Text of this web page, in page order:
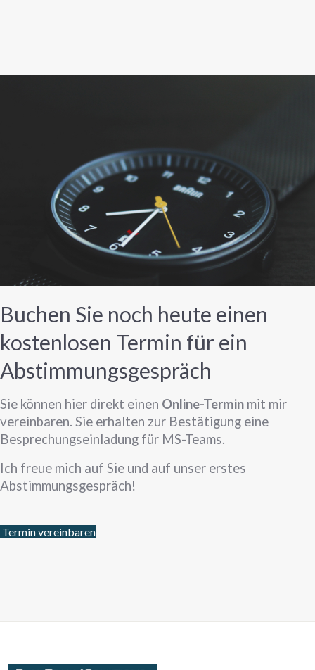
Buchen Sie noch heute einen
kostenlosen Termin für ein
Abstimmungsgespräch
Sie können hier direkt einen Online-Termin mit mir
vereinbaren. Sie erhalten zur Bestätigung eine
Besprechungseinladung für MS-Teams.
Ich freue mich auf Sie und auf unser erstes
Abstimmungsgespräch!
Termin vereinbaren